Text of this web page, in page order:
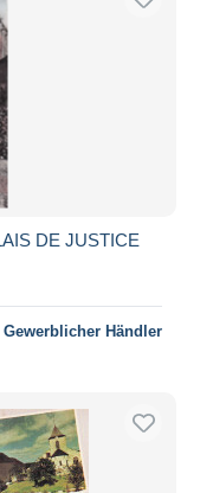
DE JUSTICE
Gewerblicher Händler